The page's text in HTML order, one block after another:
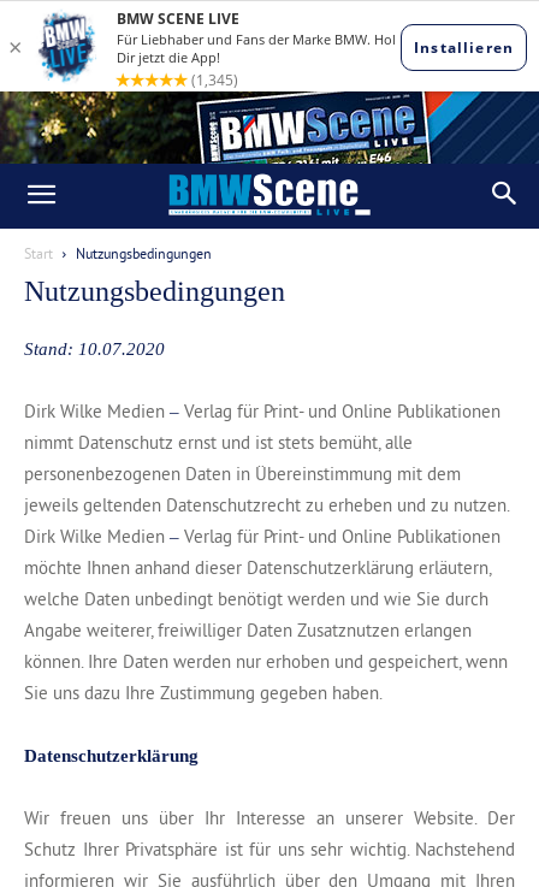
Start Nutzungsbedingungen
Nutzungsbedingungen
Stand: 10.07.2020
Dirk Wilke Medien – Verlag für Print- und Online Publikationen
nimmt Datenschutz ernst und ist stets bemüht, alle
personenbezogenen Daten in Übereinstimmung mit dem
jeweils geltenden Datenschutzrecht zu erheben und zu nutzen.
Dirk Wilke Medien – Verlag für Print- und Online Publikationen
möchte Ihnen anhand dieser Datenschutzerklärung erläutern,
welche Daten unbedingt benötigt werden und wie Sie durch
Angabe weiterer, freiwilliger Daten Zusatznutzen erlangen
können. Ihre Daten werden nur erhoben und gespeichert, wenn
Sie uns dazu Ihre Zustimmung gegeben haben.
Datenschutzerklärung
Wir freuen uns über Ihr Interesse an unserer Website. Der
Schutz Ihrer Privatsphäre ist für uns sehr wichtig. Nachstehend
informieren wir Sie ausführlich über den Umgang mit Ihren